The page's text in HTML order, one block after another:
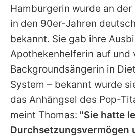
Hamburgerin wurde an der
in den 90er-Jahren
bekannt. Sie gab ihre
Apothekenhelferin auf und
Backgroundsängerin in
System – bekannt wurde
das Anhängsel des Pop-
meint Thomas: "Sie hatte
Durchsetzungsvermögen